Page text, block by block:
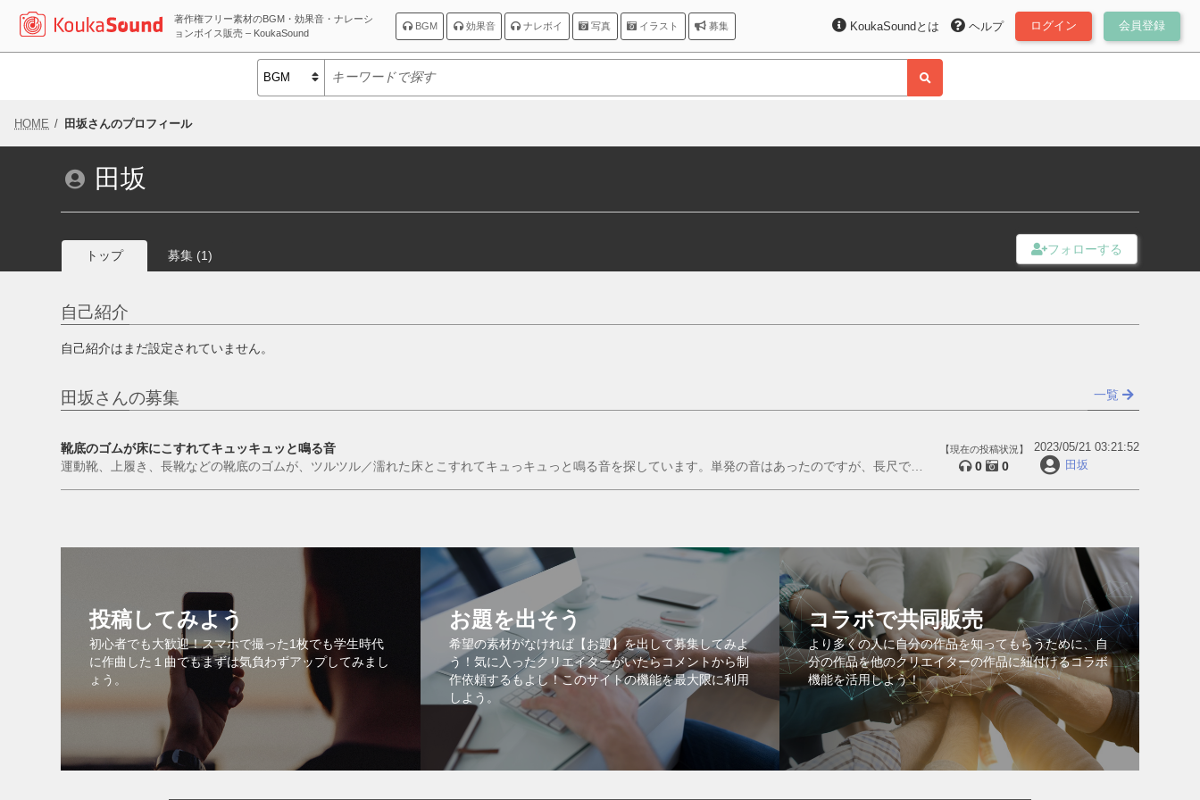
著作権フリー素材のBGM・効果音・ナレーシ
ョンボイス販売 – KoukaSound
BGM 効果音 ナレボイ 写真 イラスト 募集 ログイン 会員登録
ヘルプ
KoukaSoundとは
HOME 田坂さんのプロフィール
田坂
トップ 募集 (1)
自己紹介
自己紹介はまだ設定されていません。
田坂さんの募集 一覧
靴底のゴムが床にこすれてキュッキュッと鳴る音
運動靴、上履き、長靴などの靴底のゴムが、ツルツル／濡れた床とこすれてキュっキュっと鳴る音を探しています。単発の音はあったのですが、長尺で使
【現在の投稿状況】
0 0
2023/05/21 03:21:52
田坂
投稿してみよう
初心者でも大歓迎！スマホで撮った1枚でも学生時代
に作曲した１曲でもまずは気負わずアップしてみまし
ょう。
お題を出そう
希望の素材がなければ【お題】を出して募集してみよ
う！気に入ったクリエイターがいたらコメントから制
作依頼するもよし！このサイトの機能を最大限に利用
しよう。
コラボで共同販売
より多くの人に自分の作品を知ってもらうために、自
分の作品を他のクリエイターの作品に紐付けるコラボ
機能を活用しよう！